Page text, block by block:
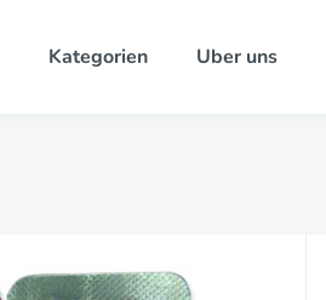
Kategorien Uber uns